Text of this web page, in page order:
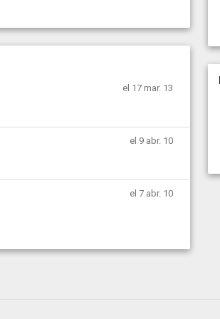
el 17 mar. 13
el 9 abr. 10
el 7 abr. 10